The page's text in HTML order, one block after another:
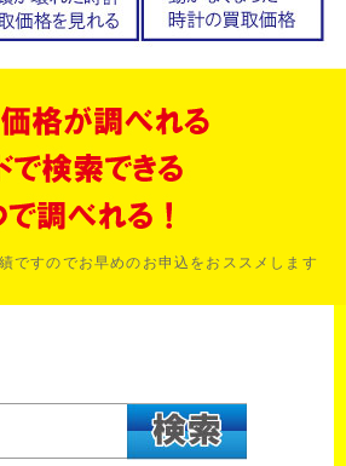
ですのでお早めのお申込をおススメします